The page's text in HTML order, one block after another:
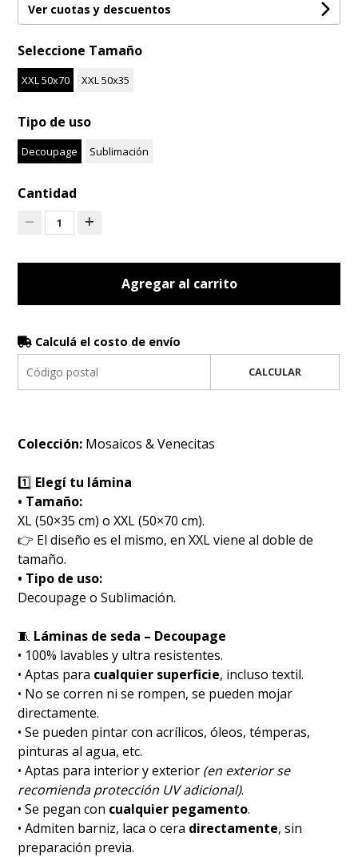
Ver cuotas y descuentos
Seleccione Tamaño
XXL 50x70 XXL 50x35
Tipo de uso
Decoupage Sublimación
Cantidad
1
Agregar al carrito
Calculá el costo de envío
CALCULAR
Colección: Mosaicos & Venecitas
1️⃣ Elegí tu lámina
• Tamaño:
XL (50×35 cm) o XXL (50×70 cm).
👉 El diseño es el mismo, en XXL viene al doble de
tamaño.
• Tipo de uso:
Decoupage o Sublimación.
🧵 Láminas de seda – Decoupage
• 100% lavables y ultra resistentes.
• Aptas para cualquier superficie, incluso textil.
• No se corren ni se rompen, se pueden mojar
directamente.
• Se pueden pintar con acrílicos, óleos, témperas,
pinturas al agua, etc.
• Aptas para interior y exterior (en exterior se
recomienda protección UV adicional).
• Se pegan con cualquier pegamento.
• Admiten barniz, laca o cera directamente, sin
preparación previa.